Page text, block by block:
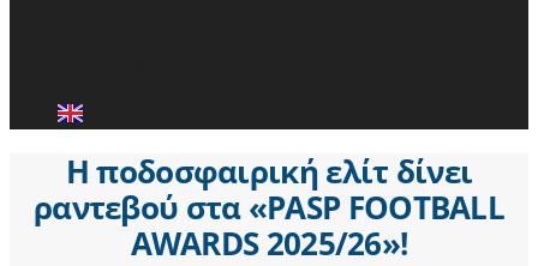
Η ποδοσφαιρική ελίτ δίνει
ραντεβού στα «PASP FOOTBALL
AWARDS 2025/26»!